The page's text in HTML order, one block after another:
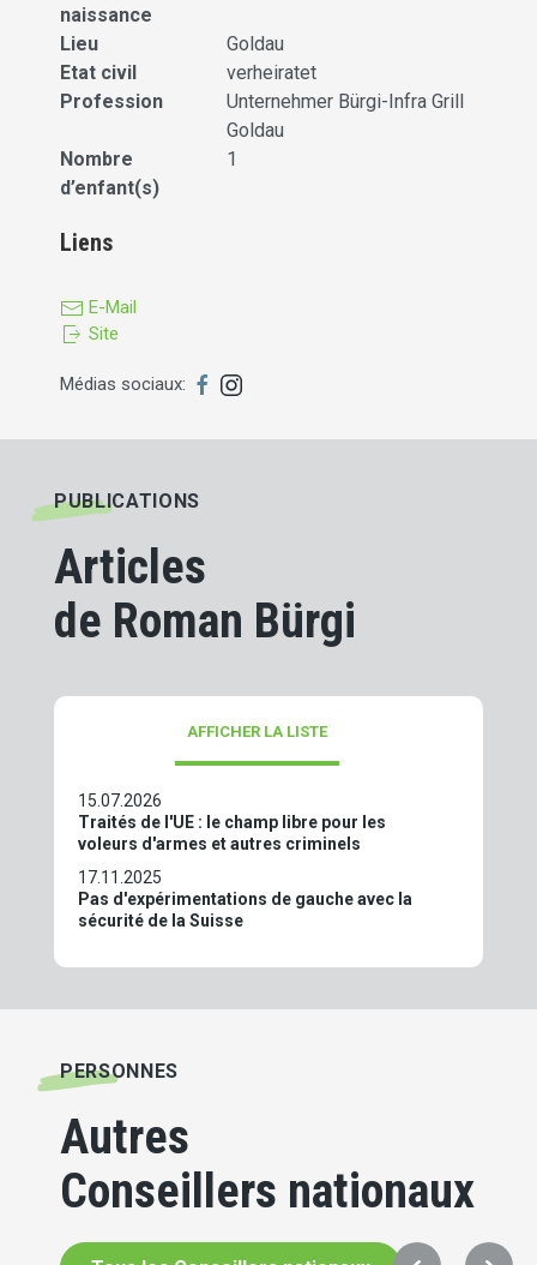
naissance
Lieu
Goldau
Etat civil
verheiratet
Profession
Unternehmer Bürgi-Infra Grill
Goldau
Nombre
d’enfant(s)
1
Liens
E-Mail
Site
Médias sociaux:
PUBLICATIONS
Articles
de Roman Bürgi
AFFICHER LA LISTE
15.07.2026
Traités de l'UE : le champ libre pour les
voleurs d'armes et autres criminels
17.11.2025
Pas d'expérimentations de gauche avec la
sécurité de la Suisse
PERSONNES
Autres
Conseillers nationaux